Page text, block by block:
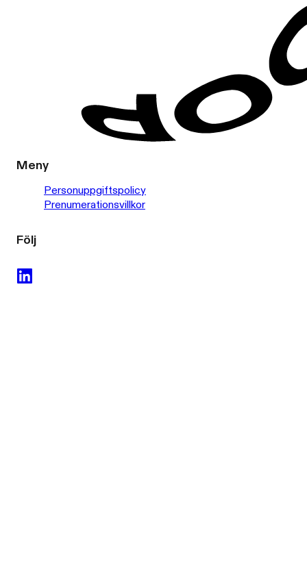
Meny
Personuppgiftspolicy
Prenumerationsvillkor
Följ